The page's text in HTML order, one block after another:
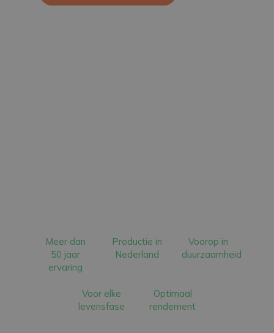
Meer dan
50 jaar
ervaring
Productie in
Nederland
Voorop in
duurzaamheid
Voor elke
levensfase
Optimaal
rendement